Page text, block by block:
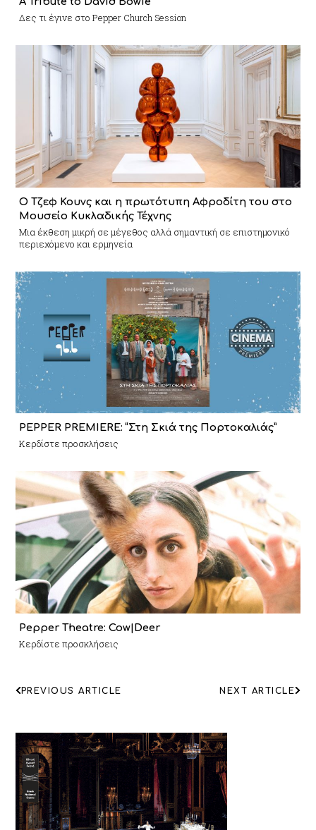
Δες τι έγινε στο Pepper Church Session
Ο Τζεφ Κουνς και η πρωτότυπη Αφροδίτη του στο
Μουσείο Κυκλαδικής Τέχνης
Mια έκθεση μικρή σε μέγεθος αλλά σημαντική σε επιστημονικό
περιεχόμενο και ερμηνεία
PEPPER PREMIERE: “Στη Σκιά της Πορτοκαλιάς”
Κερδίστε προσκλήσεις
Pepper Theatre: Cow|Deer
Κερδίστε προσκλήσεις
ΠΛΟΗΓΗΣΗ
NEXT ARTICLE
PREVIOUS ARTICLE